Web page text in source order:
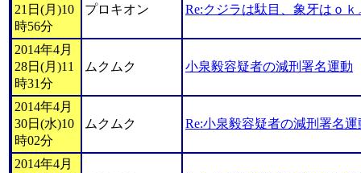
21日(月)10
時56分
プロキオン Re:クジラは駄目、象牙はｏｋ
2014年4月
28日(月)11
時31分
ムクムク 小泉毅容疑者の減刑署名運動
2014年4月
30日(水)10
時02分
ムクムク Re:小泉毅容疑者の減刑署名運
2014年4月